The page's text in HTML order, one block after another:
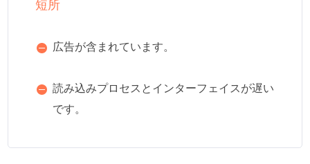
短所
広告が含まれています。
読み込みプロセスとインターフェイスが遅い
です。